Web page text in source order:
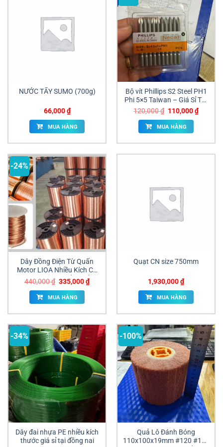
NƯỚC TẨY SUMO (700g)
66,000₫
MUA HÀNG
Bộ vít Phillips S2 Steel PH1
Phi 5×5 Taiwan – Giá Sỉ Tốt
Cho Đại Lý
120,000₫ Giá
là:
120,000 ₫.
110,000₫Giá
hiện
MUA HÀNG
-24%
Dây Đồng Điện Từ Quấn
Motor LIOA Nhiều Kích Cỡ
Chính Hãng | Giá Sỉ Tại Đồng
Nai
440,000₫ Giá
là:
440,000 ₫.
335,000₫Giá
hiện
MUA HÀNG
Quạt CN size 750mm
1,930,000₫
MUA HÀNG
-34%
Dây đai nhựa PE nhiều kích
thước giá sỉ tại đồng nai
-100%
Quả Lô Đánh Bóng
110x100x19mm #120 #180